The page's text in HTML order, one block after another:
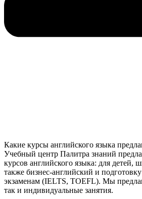
Какие курсы английского языка
Учебный центр Палитра знаний
курсов английского языка: для детей,
также бизнес-английский и
экзаменам (IELTS, TOEFL). Мы
так и индивидуальные занятия.